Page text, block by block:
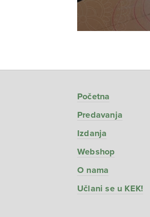
Početna
Predavanja
Izdanja
Webshop
O nama
Učlani se u KEK!